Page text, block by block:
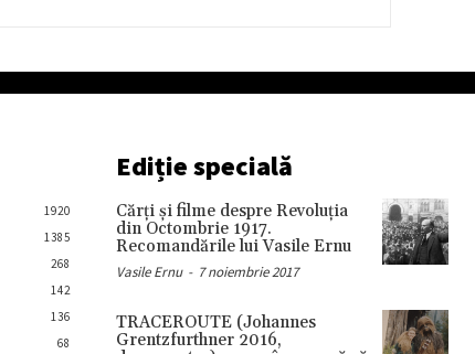
1920
1385
268
142
136
68
Ediție specială
Cărţi şi filme despre Revoluţia
din Octombrie 1917.
Recomandările lui Vasile Ernu
Vasile Ernu - 7 noiembrie 2017
TRACEROUTE (Johannes
Grentzfurthner 2016,